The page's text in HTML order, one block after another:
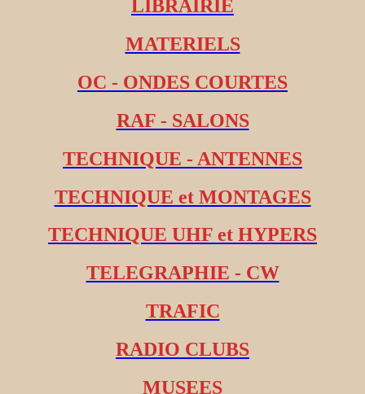
LIBRAIRIE
MATERIELS
OC - ONDES COURTES
RAF - SALONS
TECHNIQUE - ANTENNES
TECHNIQUE et MONTAGES
TECHNIQUE UHF et HYPERS
TELEGRAPHIE - CW
TRAFIC
RADIO CLUBS
MUSEES